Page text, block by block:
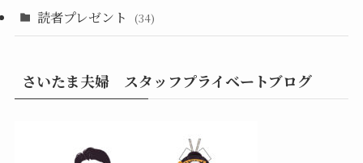
読者プレゼント (34)
さいたま夫婦 スタッフプライベートブログ